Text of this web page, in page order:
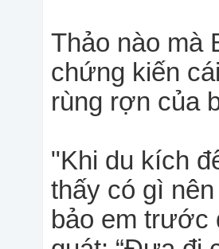
Thảo nào mà
chứng kiến
rùng rợn của
"Khi du kích
thấy có gì
bảo em trước